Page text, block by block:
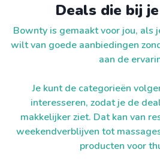
Deals die bij
Bownty is gemaakt voor jou, als
wilt van goede aanbiedingen
aan de
Je kunt de categorieën
interesseren, zodat je de
makkelijker ziet. Dat kan van
weekendverblijven tot
producten voor